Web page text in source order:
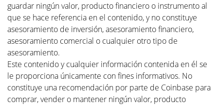
guardar ningún valor, producto financiero o instrumento al
que se hace referencia en el contenido, y no constituye
asesoramiento de inversión, asesoramiento financiero,
asesoramiento comercial o cualquier otro tipo de
asesoramiento.
Este contenido y cualquier información contenida en él se
le proporciona únicamente con fines informativos. No
constituye una recomendación por parte de Coinbase para
comprar, vender o mantener ningún valor, producto